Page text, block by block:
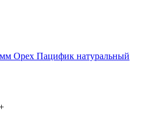
Орех Пацифик натуральный